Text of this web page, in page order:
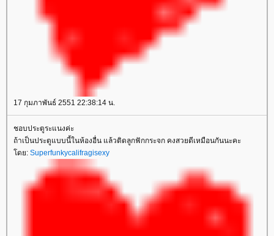
17 กุมภาพันธ์ 2551 22:38:14 น.
ชอบประตูระแนงค่ะ
ถ้าเป็นประตูแบบนี้ในห้องอื่น แล้วติดลูกฟักกระจก คงสวยดีเหมือนกันนะคะ
ดย: Superfunkycalifragisexy